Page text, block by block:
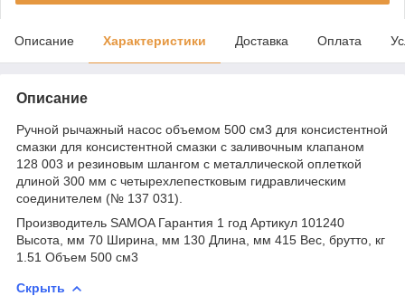
Описание Характеристики Доставка Оплата
Описание
Ручной рычажный насос объемом 500 см3 для консистентной
смазки для консистентной смазки с заливочным клапаном
128 003 и резиновым шлангом с металлической оплеткой
длиной 300 мм с четырехлепестковым гидравлическим
соединителем (№ 137 031).
Производитель SAMOA Гарантия 1 год Артикул 101240
Высота, мм 70 Ширина, мм 130 Длина, мм 415 Вес, брутто, кг
1.51 Объем 500 см3
Скрыть